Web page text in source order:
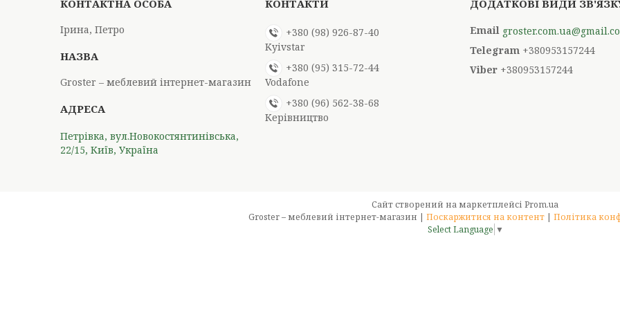
Ірина, Петро
Groster – меблевий інтернет-магазин
Петрівка, вул.Новокостянтинівська,
22/15, Київ, Україна
+380 (98) 926-87-40
Kyivstar
+380 (95) 315-72-44
Vodafone
+380 (96) 562-38-68
Керівництво
+380953157244
+380953157244
Сайт створений на маркетплейсі Prom.ua
Groster – меблевий інтернет-магазин | Поскаржитися на контент | Політика
Select Language ▼